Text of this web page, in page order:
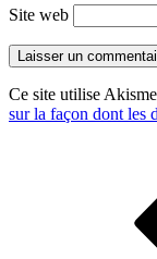
Site web
Ce site utilise
sur la façon dont les